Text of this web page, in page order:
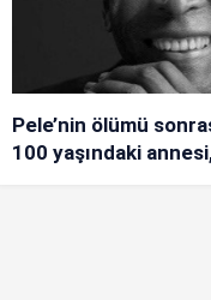
Pele’nin ölümü
100 yaşındaki